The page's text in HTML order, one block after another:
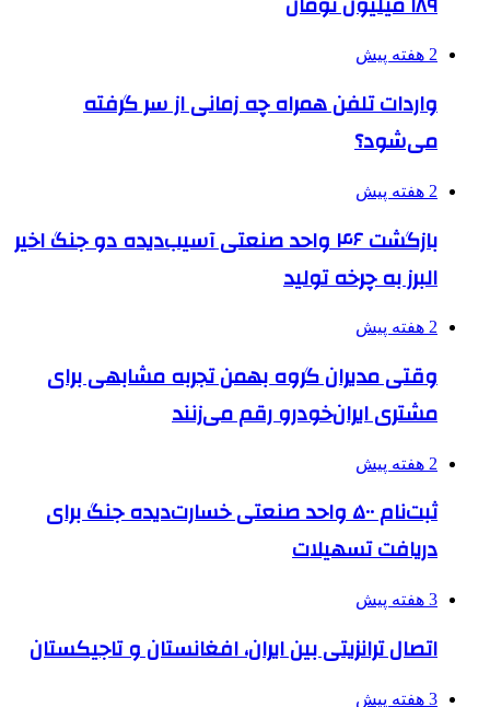
2 هفته پیش
واردات تلفن همراه چه زمانی از سر گرفته
می‌شود؟
2 هفته پیش
بازگشت ۴۶ واحد صنعتی آسیب‌دیده دو جنگ اخیر
البرز به چرخه تولید
2 هفته پیش
وقتی مدیران گروه بهمن تجربه مشابهی برای
مشتری ایران‌خودرو رقم می‌زنند
2 هفته پیش
ثبت‌نام ۵۰۰ واحد صنعتی خسارت‌دیده جنگ برای
دریافت تسهیلات
3 هفته پیش
اتصال ترانزیتی بین ایران، افغانستان و تاجیکستان
3 هفته پیش